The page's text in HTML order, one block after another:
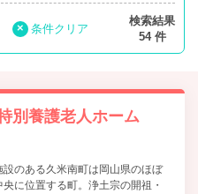
× 条件クリア
検索結果
54 件
別養護老人ホーム
設のある久米南町は岡山県のほぼ
央に位置する町。浄土宗の開祖・